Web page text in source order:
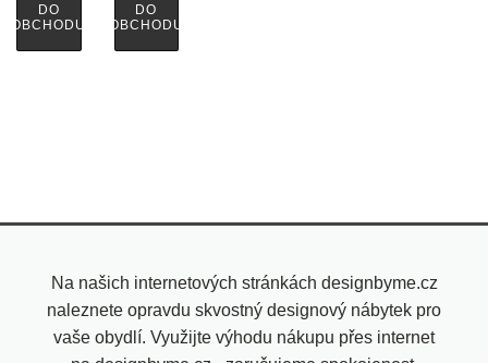
DO
OBCHODU
DO
OBCHODU
Na našich internetových stránkách designbyme.cz
naleznete opravdu skvostný designový nábytek pro
vaše obydlí. Využijte výhodu nákupu přes internet